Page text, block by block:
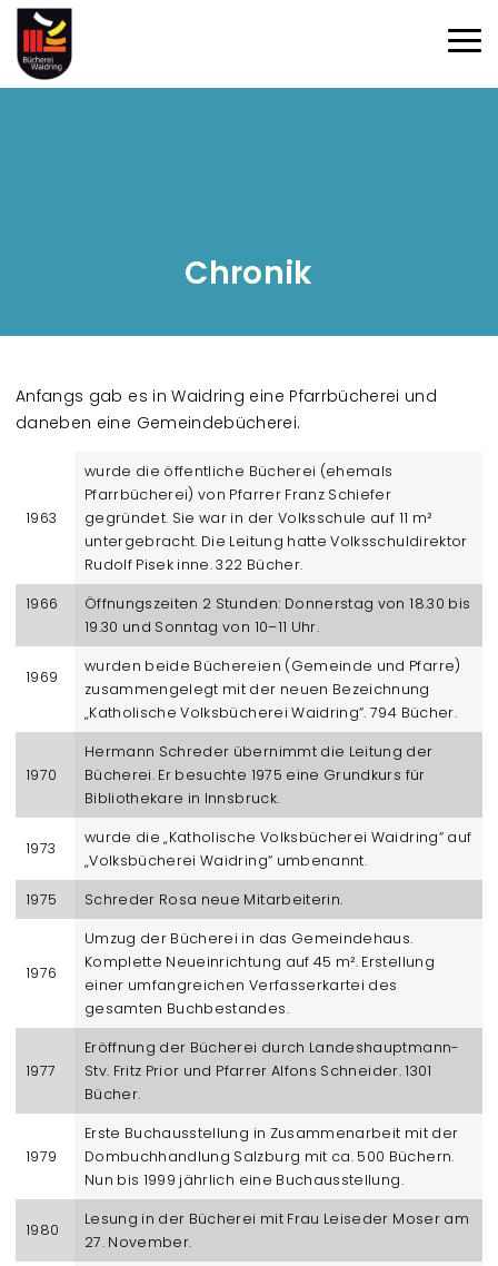
Chronik
Anfangs gab es in Waidring eine Pfarrbücherei und
daneben eine Gemeindebücherei.
1963
wurde die öffentliche Bücherei (ehemals
Pfarrbücherei) von Pfarrer Franz Schiefer
gegründet. Sie war in der Volksschule auf 11 m²
untergebracht. Die Leitung hatte Volksschuldirektor
Rudolf Pisek inne. 322 Bücher.
1966
Öffnungszeiten 2 Stunden: Donnerstag von 18.30 bis
19.30 und Sonntag von 10–11 Uhr.
1969
wurden beide Büchereien (Gemeinde und Pfarre)
zusammengelegt mit der neuen Bezeichnung
„Katholische Volksbücherei Waidring“. 794 Bücher.
1970
Hermann Schreder übernimmt die Leitung der
Bücherei. Er besuchte 1975 eine Grundkurs für
Bibliothekare in Innsbruck.
1973
wurde die „Katholische Volksbücherei Waidring“ auf
„Volksbücherei Waidring“ umbenannt.
1975 Schreder Rosa neue Mitarbeiterin.
1976
Umzug der Bücherei in das Gemeindehaus.
Komplette Neueinrichtung auf 45 m². Erstellung
einer umfangreichen Verfasserkartei des
gesamten Buchbestandes.
1977
Eröffnung der Bücherei durch Landeshauptmann-
Stv. Fritz Prior und Pfarrer Alfons Schneider. 1301
Bücher.
1979
Erste Buchausstellung in Zusammenarbeit mit der
Dombuchhandlung Salzburg mit ca. 500 Büchern.
Nun bis 1999 jährlich eine Buchausstellung.
1980
Lesung in der Bücherei mit Frau Leiseder Moser am
27. November.